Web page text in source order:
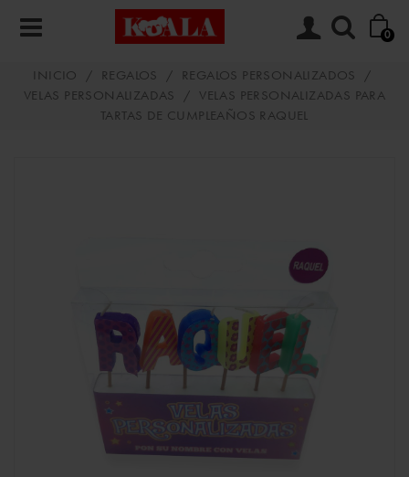
0
INICIO / REGALOS / REGALOS PERSONALIZADOS
/
VELAS PERSONALIZADAS
/
VELAS PERSONALIZADAS PARA
TARTAS DE CUMPLEAÑOS RAQUEL